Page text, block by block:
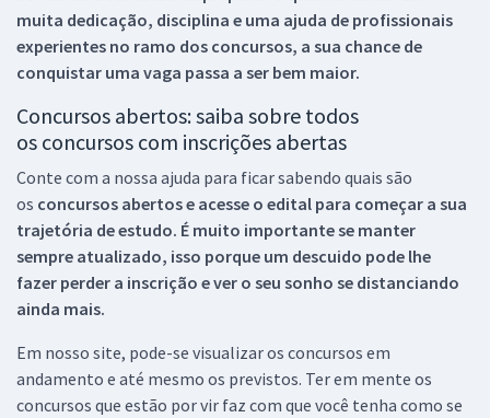
muita dedicação, disciplina e uma ajuda de profissionais
experientes no ramo dos concursos, a sua chance de
conquistar uma vaga passa a ser bem maior.
Concursos abertos: saiba sobre todos
os concursos com inscrições abertas
Conte com a nossa ajuda para ficar sabendo quais são
os concursos abertos e acesse o edital para começar a sua
trajetória de estudo. É muito importante se manter
sempre atualizado, isso porque um descuido pode lhe
fazer perder a inscrição e ver o seu sonho se distanciando
ainda mais.
Em nosso site, pode-se visualizar os concursos em
andamento e até mesmo os previstos. Ter em mente os
concursos que estão por vir faz com que você tenha como se